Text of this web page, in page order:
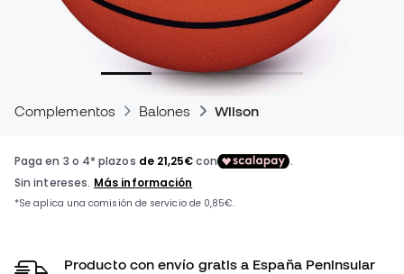
Complementos Balones Wilson
Producto con envío gratis a España Peninsular